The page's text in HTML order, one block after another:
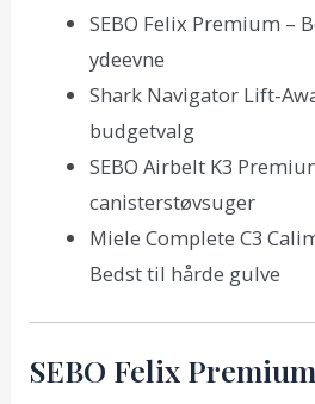
SEBO Felix Premium –
ydeevne
Shark Navigator Lift-
budgetvalg
SEBO Airbelt K3
canisterstøvsuger
Miele Complete C3
Bedst til hårde gulve
SEBO Felix Premium